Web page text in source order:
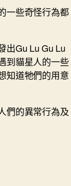
一些奇怪行為都
出Gu Lu Gu Lu
到貓星人的一些
知道牠們的用意
們的異常行為及